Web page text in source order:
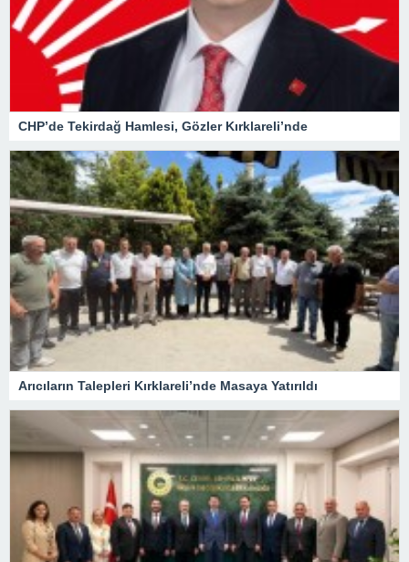
CHP’de Tekirdağ Hamlesi, Gözler Kırklareli’nde
Arıcıların Talepleri Kırklareli’nde Masaya Yatırıldı